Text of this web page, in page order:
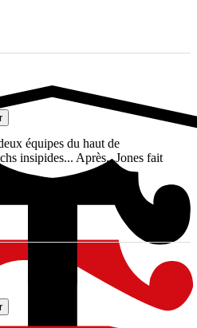
équipes du haut de
insipides... Après...Jones fait